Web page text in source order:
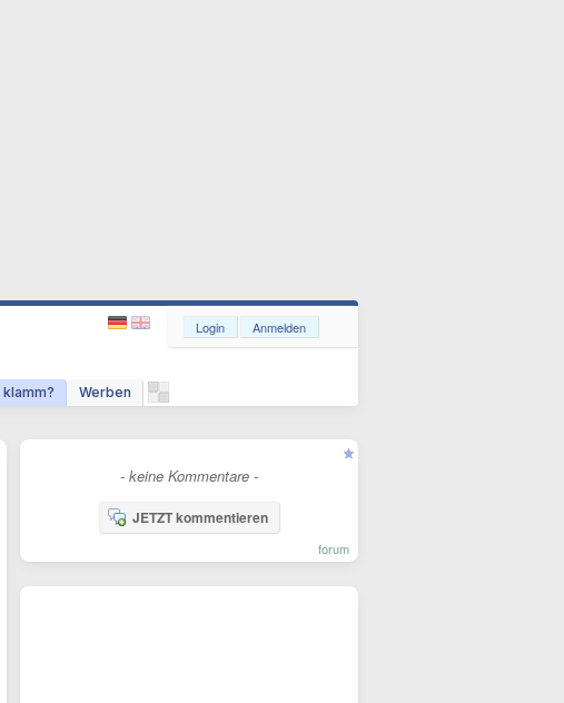
klamm? Werben
Login Anmelden
- keine Kommentare -
JETZT kommentieren
forum